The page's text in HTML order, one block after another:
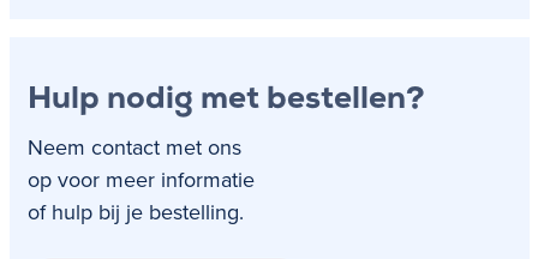
Hulp nodig met bestellen?
Neem contact met ons
op voor meer informatie
of hulp bij je bestelling.